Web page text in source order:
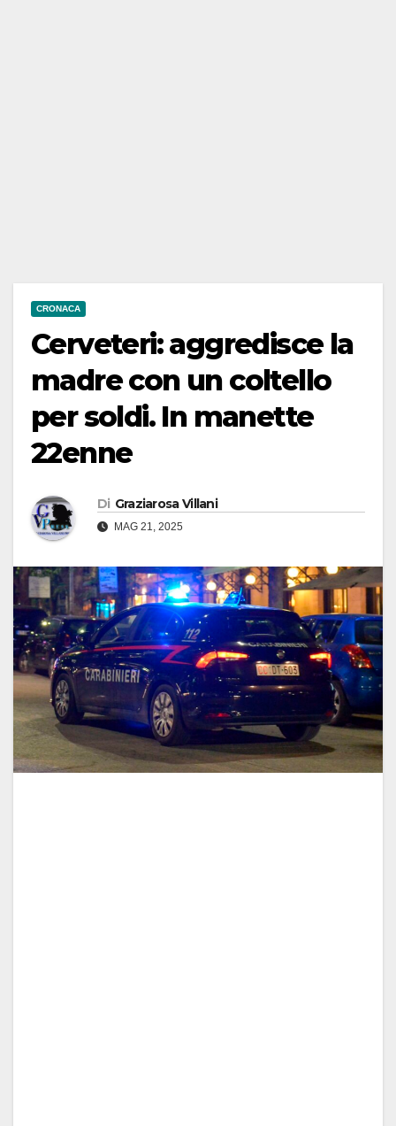
CRONACA
Cerveteri: aggredisce la
madre con un coltello
per soldi. In manette
22enne
Di Graziarosa Villani
MAG 21, 2025